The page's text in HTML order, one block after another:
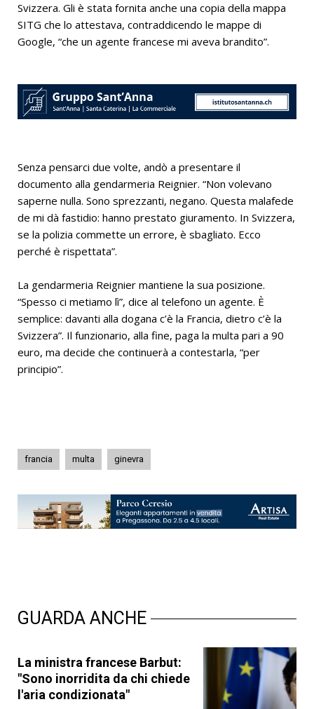
Svizzera. Gli è stata fornita anche una copia della mappa
SITG che lo attestava, contraddicendo le mappe di
Google, “che un agente francese mi aveva brandito”.
Senza pensarci due volte, andò a presentare il
documento alla gendarmeria Reignier. “Non volevano
saperne nulla. Sono sprezzanti, negano. Questa malafede
de mi dà fastidio: hanno prestato giuramento. In Svizzera,
se la polizia commette un errore, è sbagliato. Ecco
perché è rispettata”.
La gendarmeria Reignier mantiene la sua posizione.
“Spesso ci metiamo lì”, dice al telefono un agente. È
semplice: davanti alla dogana c’è la Francia, dietro c’è la
Svizzera”. Il funzionario, alla fine, paga la multa pari a 90
euro, ma decide che continuerà a contestarla, “per
principio”.
francia multa ginevra
GUARDA ANCHE
La ministra francese Barbut:
"Sono inorridita da chi chiede
l'aria condizionata"